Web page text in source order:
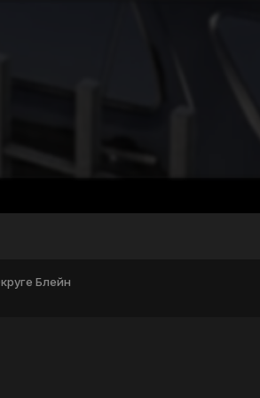
Блейн